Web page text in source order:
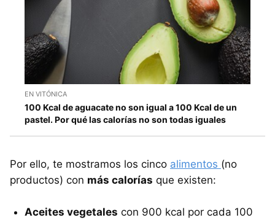
EN VITÓNICA
100 Kcal de aguacate no son igual a 100 Kcal de un
pastel. Por qué las calorías no son todas iguales
Por ello, te mostramos los cinco alimentos (no
productos) con más calorías que existen:
Aceites vegetales con 900 kcal por cada 100